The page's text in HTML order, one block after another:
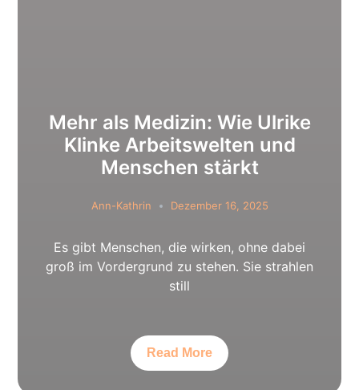
Mehr als Medizin: Wie Ulrike
Klinke Arbeitswelten und
Menschen stärkt
Ann-Kathrin Dezember 16, 2025
Es gibt Menschen, die wirken, ohne dabei
groß im Vordergrund zu stehen. Sie strahlen
still
Read More